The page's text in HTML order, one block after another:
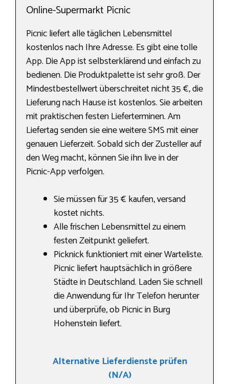
Online-Supermarkt Picnic
Picnic liefert alle täglichen Lebensmittel
kostenlos nach Ihre Adresse. Es gibt eine tolle
App. Die App ist selbsterklärend und einfach zu
bedienen. Die Produktpalette ist sehr groß. Der
Mindestbestellwert überschreitet nicht 35 €, die
Lieferung nach Hause ist kostenlos. Sie arbeiten
mit praktischen festen Lieferterminen. Am
Liefertag senden sie eine weitere SMS mit einer
genauen Lieferzeit. Sobald sich der Zusteller auf
den Weg macht, können Sie ihn live in der
Picnic-App verfolgen.
Sie müssen für 35 € kaufen, versand
kostet nichts.
Alle frischen Lebensmittel zu einem
festen Zeitpunkt geliefert.
Picknick funktioniert mit einer Warteliste.
Picnic liefert hauptsächlich in größere
Städte in Deutschland. Laden Sie schnell
die Anwendung für Ihr Telefon herunter
und überprüfe, ob Picnic in Burg
Hohenstein liefert.
Alternative Lieferdienste prüfen
(N/A)